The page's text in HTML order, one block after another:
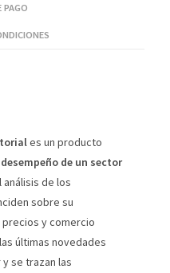
PAGO
es un producto
desempeño de un sector
de los
sobre su
y comercio
últimas novedades
se trazan las